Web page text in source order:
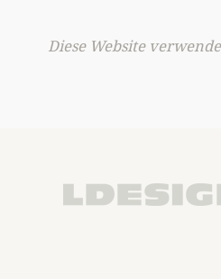
Diese Website
Skip to main content